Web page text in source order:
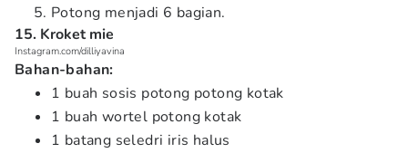
Potong menjadi 6 bagian.
15. Kroket mie
Instagram.com/dilliyavina
Bahan-bahan:
1 buah sosis potong potong kotak
1 buah wortel potong kotak
1 batang seledri iris halus